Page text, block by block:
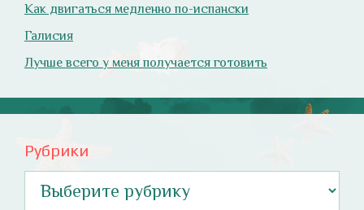
Как двигаться медленно по-испански
Галисия
Лучше всего у меня получается готовить
Рубрики